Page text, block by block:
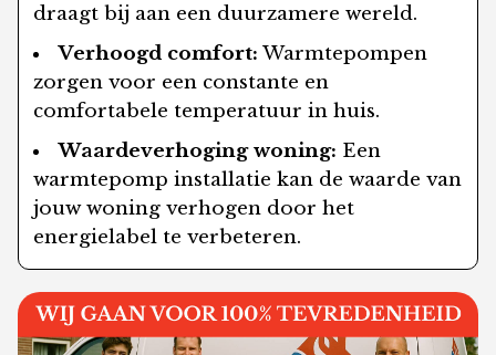
draagt bij aan een duurzamere wereld.
Verhoogd comfort: Warmtepompen
zorgen voor een constante en
comfortabele temperatuur in huis.
Waardeverhoging woning: Een
warmtepomp installatie kan de waarde van
jouw woning verhogen door het
energielabel te verbeteren.